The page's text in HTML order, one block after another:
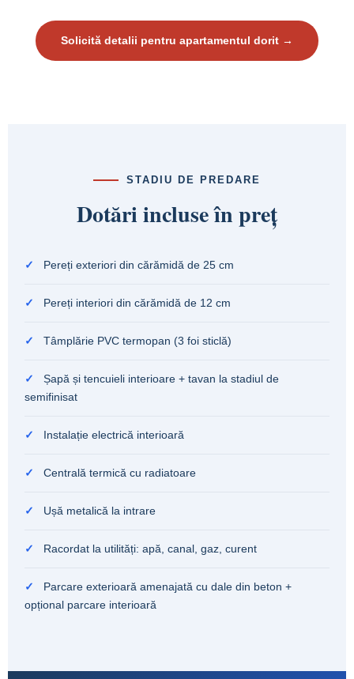
Solicită detalii pentru apartamentul dorit →
STADIU DE PREDARE
Dotări incluse în preț
✓ Pereți exteriori din cărămidă de 25 cm
✓ Pereți interiori din cărămidă de 12 cm
✓ Tâmplărie PVC termopan (3 foi sticlă)
✓
Șapă și tencuieli interioare + tavan la stadiul de
semifinisat
✓ Instalație electrică interioară
✓ Centrală termică cu radiatoare
✓ Ușă metalică la intrare
✓ Racordat la utilități: apă, canal, gaz, curent
✓
Parcare exterioară amenajată cu dale din beton +
opțional parcare interioară